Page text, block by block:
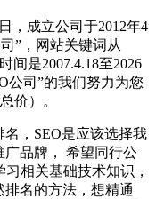
，成立公司于2012年4
”，网站关键词从
间是2007.4.18至2026
公司”的我们努力为您
价）。
，SEO是应该选择我
广品牌， 希望同行公
相关基础技术知识，
名的方法，想精通